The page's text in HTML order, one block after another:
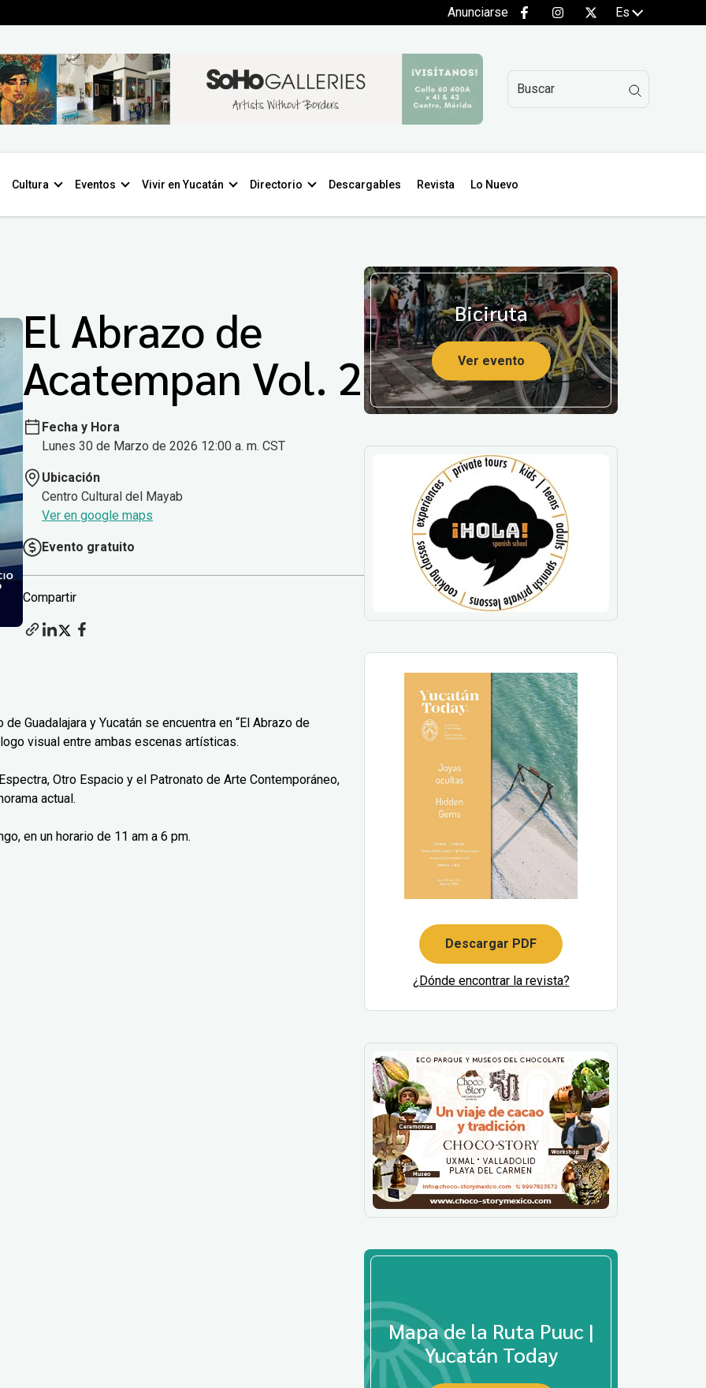
Anunciarse Es
Cultura Eventos Vivir en Yucatán Directorio Descargables Revista Lo Nuevo
El Abrazo de
Acatempan Vol. 2
Fecha y Hora
Lunes 30 de Marzo de 2026 12:00 a. m. CST
Ubicación
Centro Cultural del Mayab
Ver en google maps
Evento gratuito
Compartir
Guadalajara y Yucatán se encuentra en “El Abrazo de
visual entre ambas escenas artísticas.
Otro Espacio y el Patronato de Arte Contemporáneo,
actual.
en un horario de 11 am a 6 pm.
Biciruta
Ver evento
Descargar PDF
¿Dónde encontrar la revista?
Mapa de la Ruta Puuc |
Yucatán Today